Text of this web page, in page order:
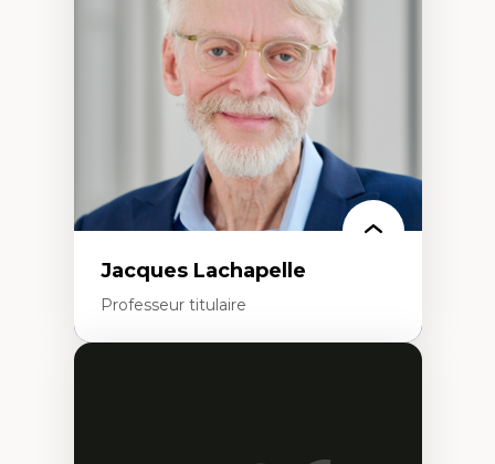
créatives
Histoire sociale et culturelle des
technologies numériques
Résistances et droits numériques
Internet des objets
Problématiques relatives à l’intelligence
artificielle, l’apprentissage machine et les
hautes technologies
Féminismes et nouvelles technologies
Jacques Lachapelle
Professeur titulaire